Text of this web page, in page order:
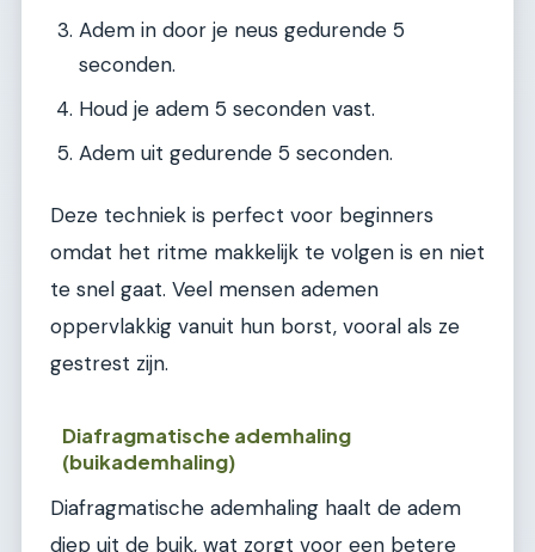
Adem in door je neus gedurende 5
seconden.
Houd je adem 5 seconden vast.
Adem uit gedurende 5 seconden.
Deze techniek is perfect voor beginners
omdat het ritme makkelijk te volgen is en niet
te snel gaat. Veel mensen ademen
oppervlakkig vanuit hun borst, vooral als ze
gestrest zijn.
Diafragmatische ademhaling
(buikademhaling)
Diafragmatische ademhaling haalt de adem
diep uit de buik, wat zorgt voor een betere